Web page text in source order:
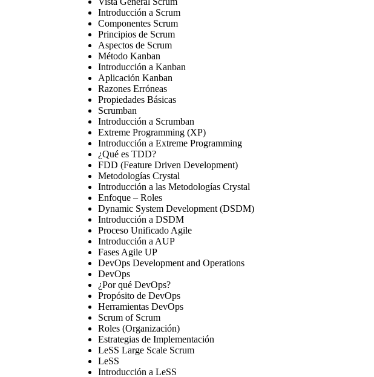
Introducción a Scrum
Componentes Scrum
Principios de Scrum
Aspectos de Scrum
Método Kanban
Introducción a Kanban
Aplicación Kanban
Razones Erróneas
Propiedades Básicas
Scrumban
Introducción a Scrumban
Extreme Programming (XP)
Introducción a Extreme Programming
¿Qué es TDD?
FDD (Feature Driven Development)
Metodologías Crystal
Introducción a las Metodologías Crystal
Enfoque – Roles
Dynamic System Development (DSDM)
Introducción a DSDM
Proceso Unificado Agile
Introducción a AUP
Fases Agile UP
DevOps Development and Operations
DevOps
¿Por qué DevOps?
Propósito de DevOps
Herramientas DevOps
Scrum of Scrum
Roles (Organización)
Estrategias de Implementación
LeSS Large Scale Scrum
LeSS
Introducción a LeSS